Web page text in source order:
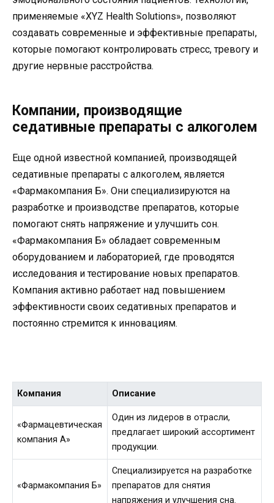
применяемые «XYZ Health Solutions», позволяют
создавать современные и эффективные препараты,
которые помогают контролировать стресс, тревогу и
другие нервные расстройства.
Компании, производящие
седативные препараты с алкоголем
Еще одной известной компанией, производящей
седативные препараты с алкоголем, является
«Фармакомпания Б». Они специализируются на
разработке и производстве препаратов, которые
помогают снять напряжение и улучшить сон.
«Фармакомпания Б» обладает современным
оборудованием и лабораторией, где проводятся
исследования и тестирование новых препаратов.
Компания активно работает над повышением
эффективности своих седативных препаратов и
постоянно стремится к инновациям.
Компания Описание
«Фармацевтическая
компания А»
Один из лидеров в отрасли,
предлагает широкий ассортимент
продукции.
«Фармакомпания Б»
Специализируется на разработке
препаратов для снятия
напряжения и улучшения сна.